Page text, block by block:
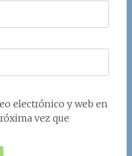
electrónico y web en
vez que